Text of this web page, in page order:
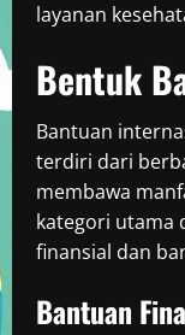
layanan
Bentuk
Bantuan
terdiri dari
membawa
kategori utama
finansial dan
Bantuan